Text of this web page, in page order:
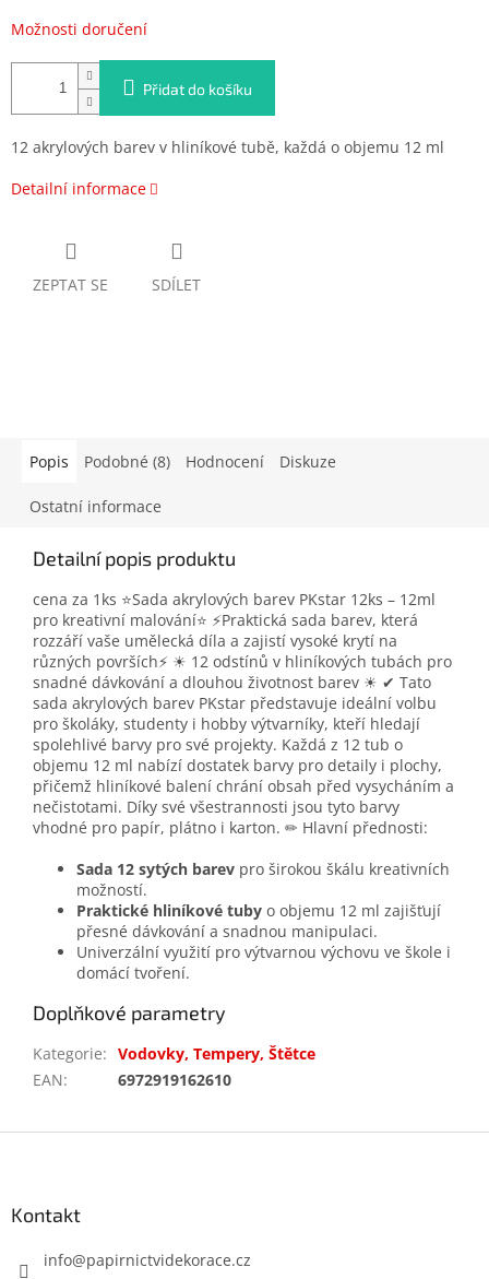
Možnosti doručení
Přidat do košíku
12 akrylových barev v hliníkové tubě, každá o objemu 12 ml
Detailní informace
ZEPTAT SE SDÍLET
Popis Podobné (8) Hodnocení Diskuze
Ostatní informace
Detailní popis produktu
cena za 1ks ⭐Sada akrylových barev PKstar 12ks – 12ml
pro kreativní malování⭐ ⚡Praktická sada barev, která
rozzáří vaše umělecká díla a zajistí vysoké krytí na
různých površích⚡ ☀ 12 odstínů v hliníkových tubách pro
snadné dávkování a dlouhou životnost barev ☀ ✔ Tato
sada akrylových barev PKstar představuje ideální volbu
pro školáky, studenty i hobby výtvarníky, kteří hledají
spolehlivé barvy pro své projekty. Každá z 12 tub o
objemu 12 ml nabízí dostatek barvy pro detaily i plochy,
přičemž hliníkové balení chrání obsah před vysycháním a
nečistotami. Díky své všestrannosti jsou tyto barvy
vhodné pro papír, plátno i karton. ✏ Hlavní přednosti:
Sada 12 sytých barev pro širokou škálu kreativních
možností.
Praktické hliníkové tuby o objemu 12 ml zajišťují
přesné dávkování a snadnou manipulaci.
Univerzální využití pro výtvarnou výchovu ve škole i
domácí tvoření.
Doplňkové parametry
Kategorie: Vodovky, Tempery, Štětce
EAN: 6972919162610
Kontakt
info@papirnictvidekorace.cz